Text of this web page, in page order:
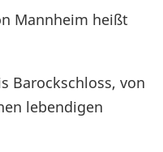
Mannheim heißt
Barockschloss, von
lebendigen